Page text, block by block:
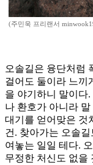
(주민욱 프리랜서
오솔길은 융단처럼
걸어도 둘이라 느끼
을 야기하니 말이다.
나 환호가 아니라
대기를 얻어맞은 것
건. 찾아가는 오솔
여놓는 일일 테다.
무정한 처신도 없을